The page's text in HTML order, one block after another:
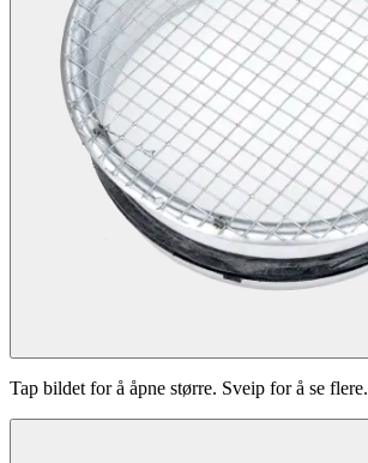
Tap bildet for å åpne større. Sveip for å se flere.